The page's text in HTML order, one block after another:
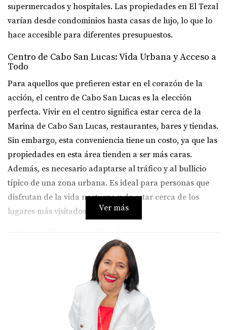
supermercados y hospitales. Las propiedades en El Tezal
varían desde condominios hasta casas de lujo, lo que lo
hace accesible para diferentes presupuestos.
Centro de Cabo San Lucas: Vida Urbana y Acceso a
Todo
Para aquellos que prefieren estar en el corazón de la
acción, el centro de Cabo San Lucas es la elección
perfecta. Vivir en el centro significa estar cerca de la
Marina de Cabo San Lucas, restaurantes, bares y tiendas.
Sin embargo, esta conveniencia tiene un costo, ya que las
propiedades en esta área tienden a ser más caras.
Además, es necesario adaptarse al tráfico y al bullicio
típico de una zona urbana. Es ideal para personas que
disfrutan de la vida nocturna y de estar cerca de los
lugares más visitados de la ciudad.
Si lo que buscas es tranquilidad y propiedades más
grandes, Rolling Hills es la opción ideal. Ubicada a las
afueras de Cabo San Lucas, esta área ofrece amplios
terrenos, casas con albercas y vistas impresionantes al
Océano Pacífico. Rolling Hills es perfecta para aquellos
que desean un estilo de vida más relajado, lejos del
Ver más